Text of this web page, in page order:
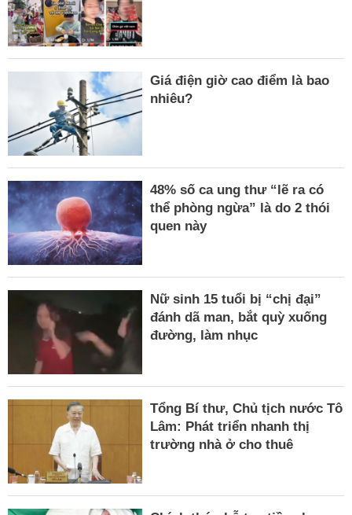
Giá điện giờ cao điểm là bao
nhiêu?
48% số ca ung thư “lẽ ra có
thể phòng ngừa” là do 2 thói
quen này
Nữ sinh 15 tuổi bị “chị đại”
đánh dã man, bắt quỳ xuống
đường, làm nhục
Tổng Bí thư, Chủ tịch nước Tô
Lâm: Phát triển nhanh thị
trường nhà ở cho thuê